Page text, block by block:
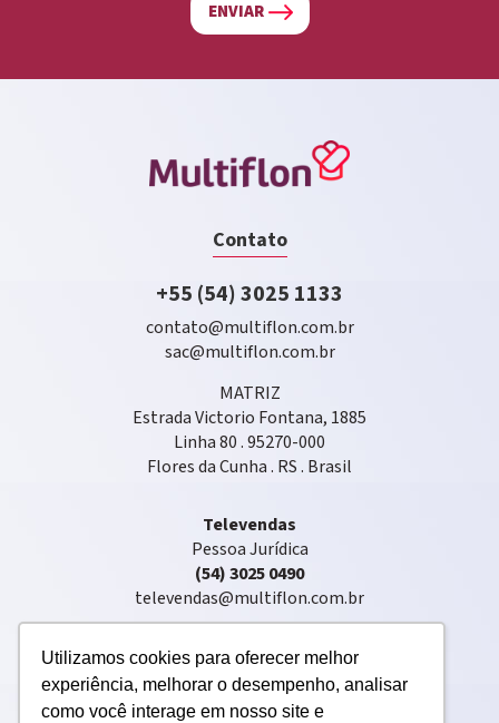
Utilizamos cookies para oferecer melhor
experiência, melhorar o desempenho, analisar
como você interage em nosso site e
ENVIAR
Contato
+55 (54) 3025 1133
contato@multiflon.com.br
sac@multiflon.com.br
MATRIZ
Estrada Victorio Fontana, 1885
Linha 80 . 95270-000
Flores da Cunha . RS . Brasil
Televendas
Pessoa Jurídica
(54) 3025 0490
televendas@multiflon.com.br